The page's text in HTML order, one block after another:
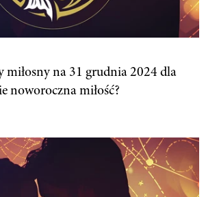
miłosny na 31 grudnia 2024 dla
noworoczna miłość?